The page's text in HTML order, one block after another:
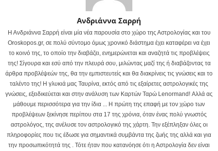
Ανδριάννα Σαρρή
Η Ανδριάννα Σαρρή είναι μία νέα παρουσία στο χώρο της Αστρολογίας και του
Oroskopos.gr, σε πολύ σύντομο όμως χρονικό διάστημα έχει καταφέρει να έχει
το κοινό της, το οποίο την διαβάζει, ενημερώνεται και αναζητά τις προβλέψεις
της! Σίγουρα και εσύ από την πλευρά σου, μιλώντας μαζί της ή διαβάζοντας τα
άρθρα προβλέψεών της, θα την εμπιστευτείς και θα διακρίνεις τις γνώσεις και το
ταλέντο της! Η γλυκιά μας Ταυρίνα, εκτός από τις εξαίρετες αστρολογικές της
γνώσεις, εξειδικεύεται και στην ανάλυση των Καρτών Ταρώ Lenormand! Αλλά ας
μάθουμε περισσότερα για την ίδια ... Η πρώτη της επαφή με τον χώρο των
προβλέψεων ξεκίνησε περίπου στα 17 της χρόνια, όταν ένας πολύ γνωστός
αστρολόγος, της ανέλυσε τον αστρολογικό της χάρτη. Την εξέπληξαν όλες οι
πληροφορίες που τις έδωσε για σημαντικά συμβάντα της ζωής της αλλά και για
την προσωπικότητά της . Τότε ήταν που κατανόησε ότι η Αστρολογία δεν είναι